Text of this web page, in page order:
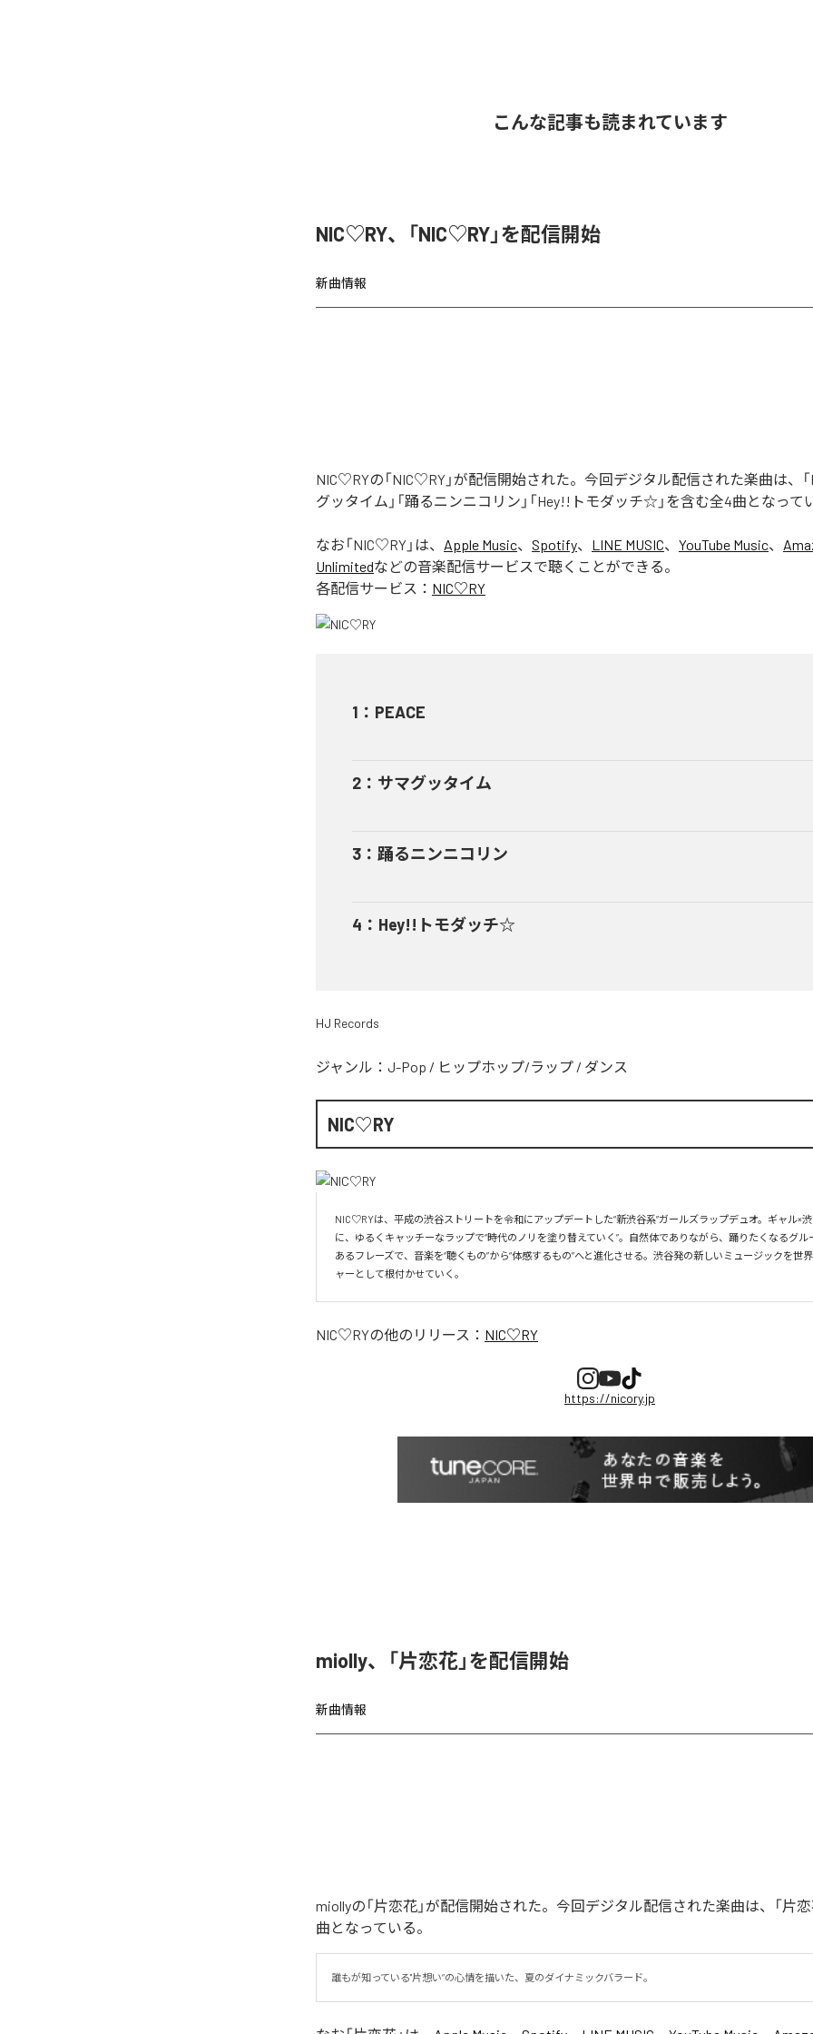
こんな記事も読まれています
NIC♡RY、「NIC♡RY」を配信開始
新曲情報
NIC♡RYの「NIC♡RY」が配信開始された。今回デジタル配信された楽曲は、「
グッタイム」「踊るニンニコリン」「Hey!!トモダッチ☆」を含む全4曲となって
なお「NIC♡RY 」は、 Apple Music、 Spotify、 LINE MUSIC、 YouTube Music、
Unlimitedなどの音楽配信サービスで聴くことができる。
各配信サービス： NIC♡RY
1 ： PEACE
2 ： サマグッタイム
3 ： 踊るニンニコリン
4 ： Hey!!トモダッチ☆
HJ Records
ジャンル： J-Pop / ヒップホップ/ラップ / ダンス
NIC♡RY
NIC♡RYは、平成の渋谷ストリートを令和にアップデートした“新渋谷系”ガールズラップデュオ。ギャル×
に、ゆるくキャッチーなラップで“時代のノリを塗り替えていく”。自然体でありながら、踊りたくなるグル
あるフレーズで、音楽を“聴くもの”から“体感するもの”へと進化させる。渋谷発の新しいミュージックを世
ャーとして根付かせていく。
NIC♡RYの他のリリース： NIC♡RY
https://nicory.jp
miolly、「片恋花」を配信開始
新曲情報
miollyの「片恋花」が配信開始された。今回デジタル配信された楽曲は、「片恋
曲となっている。
誰もが知っている"片想い”の心情を描いた、夏のダイナミックバラード。